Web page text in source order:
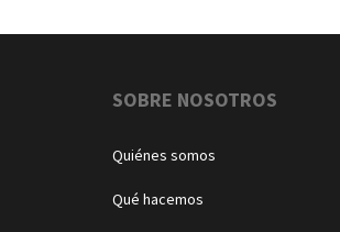
NavegaciónSOBRE NOSOTROS
Quiénes somos
Qué hacemos